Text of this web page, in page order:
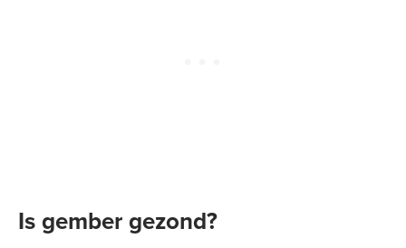
Is gember gezond?